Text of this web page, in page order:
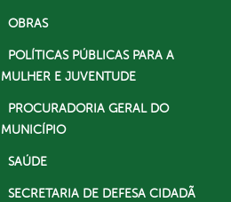
OBRAS
POLÍTICAS PÚBLICAS PARA A
MULHER E JUVENTUDE
PROCURADORIA GERAL DO
MUNICÍPIO
SAÚDE
SECRETARIA DE DEFESA CIDADÃ